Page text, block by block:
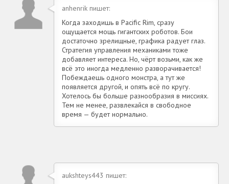
anhenrik пишет:
Когда заходишь в Pacific Rim, сразу
ощущается мощь гигантских роботов. Бои
достаточно зрелищные, графика радует глаз.
Стратегия управления механиками тоже
добавляет интереса. Но, чёрт возьми, как же
всё это иногда медленно разворачивается!
Побеждаешь одного монстра, а тут же
появляется другой, и опять всё по кругу.
Хотелось бы больше разнообразия в миссиях.
Тем не менее, развлекайся в свободное
время — будет нормально.
aukshteys443 пишет: